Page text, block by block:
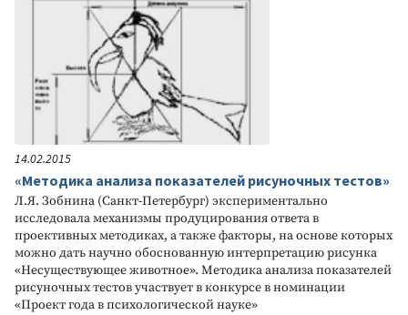
14.02.2015
«Методика анализа показателей рисуночных тестов»
Л.Я. Зобнина (Санкт-Петербург) экспериментально
исследовала механизмы продуцирования ответа в
проективных методиках, а также факторы, на основе которых
можно дать научно обоснованную интерпретацию рисунка
«Несуществующее животное». Методика анализа показателей
рисуночных тестов участвует в конкурсе в номинации
«Проект года в психологической науке»